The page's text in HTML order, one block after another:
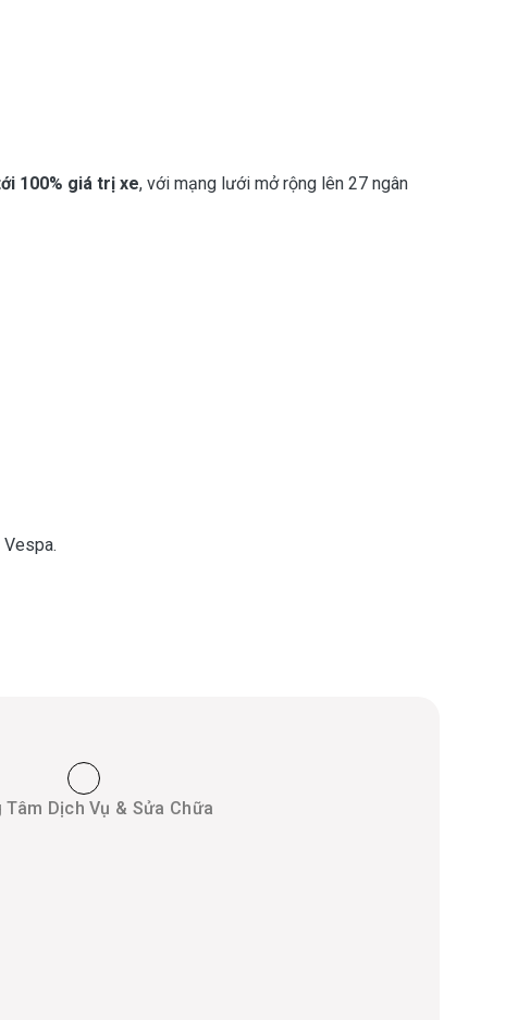
100% giá trị xe, với mạng lưới mở rộng lên 27 ngân
Tâm Dịch Vụ & Sửa Chữa